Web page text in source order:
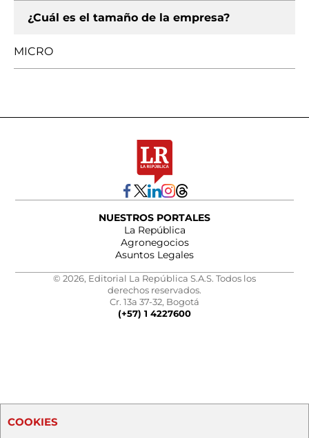
¿Cuál es el tamaño de la empresa?
MICRO
NUESTROS PORTALES
La República
Agronegocios
Asuntos Legales
© 2026, Editorial La República S.A.S. Todos los
derechos reservados.
Cr. 13a 37-32, Bogotá
(+57) 1 4227600
COOKIES